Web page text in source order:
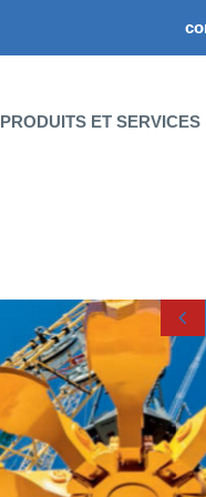
PRODUITS ET SERVICES